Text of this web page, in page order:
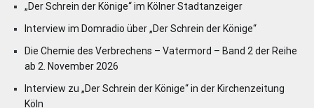
„Der Schrein der Könige“ im Kölner Stadtanzeiger
Interview im Domradio über „Der Schrein der Könige“
Die Chemie des Verbrechens – Vatermord – Band 2 der Reihe
ab 2. November 2026
Interview zu „Der Schrein der Könige“ in der Kirchenzeitung
Köln